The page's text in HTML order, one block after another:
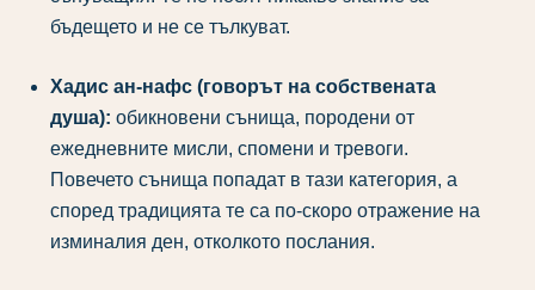
бъдещето и не се тълкуват.
Хадис ан-нафс (говорът на собствената
душа): обикновени сънища, породени от
ежедневните мисли, спомени и тревоги.
Повечето сънища попадат в тази категория, а
според традицията те са по-скоро отражение на
изминалия ден, отколкото послания.